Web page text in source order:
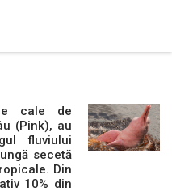
cale de
(Pink), au
fluviului
secetă
Din
10% din